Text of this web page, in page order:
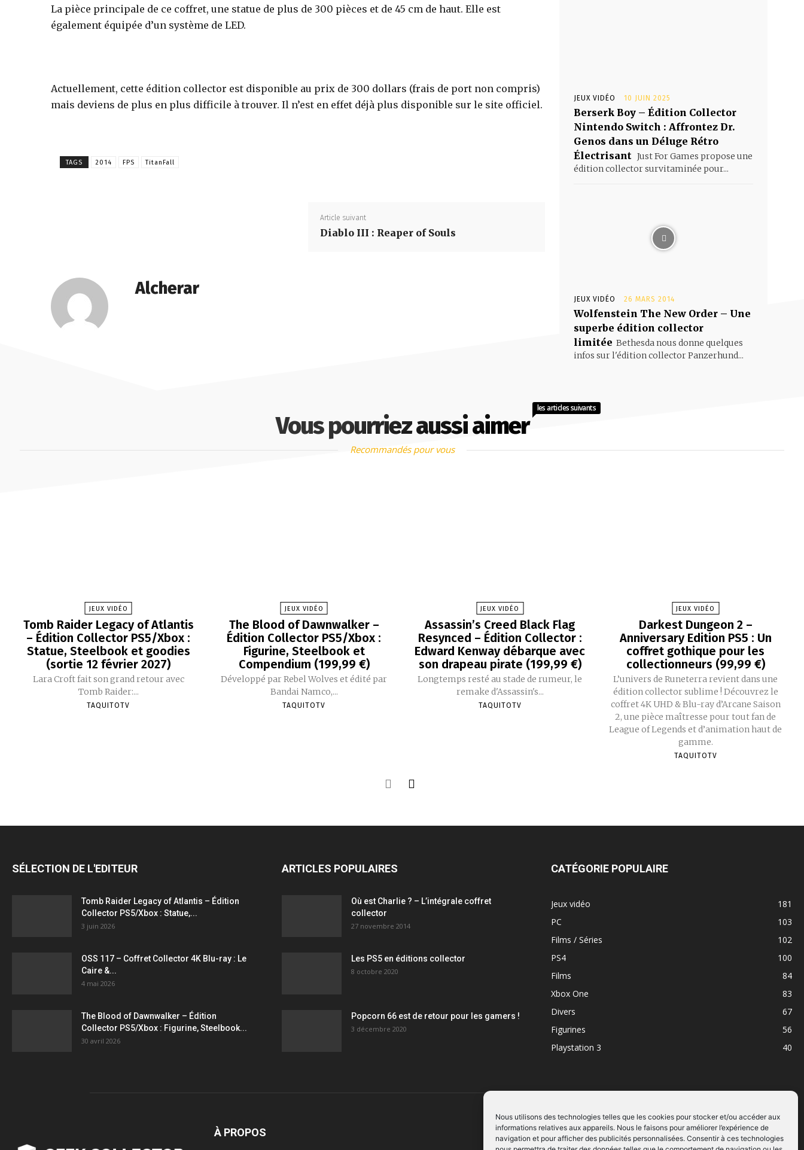
Nous utilisons des technologies telles que les cookies pour stocker et/ou accéder aux
informations relatives aux appareils. Nous le faisons pour améliorer l’expérience de
navigation et pour afficher des publicités personnalisées. Consentir à ces technologies
La pièce principale de ce coffret, une statue de plus de 300 pièces et de 45 cm de haut. Elle est
également équipée d’un système de LED.
Actuellement, cette édition collector est disponible au prix de 300 dollars (frais de port non compris)
mais deviens de plus en plus difficile à trouver. Il n’est en effet déjà plus disponible sur le site officiel.
TAGS 2014 FPS TitanFall
Article suivant
Diablo III : Reaper of Souls
Alcherar
JEUX VIDÉO 10 JUIN 2025
Berserk Boy – Édition Collector
Nintendo Switch : Affrontez Dr.
Genos dans un Déluge Rétro
Électrisant Just For Games propose une
édition collector survitaminée pour...
JEUX VIDÉO 26 MARS 2014
Wolfenstein The New Order – Une
superbe édition collector
limitée Bethesda nous donne quelques
infos sur l'édition collector Panzerhund...
Vous pourriez aussi aimer
les articles suivants
Recommandés pour vous
JEUX VIDÉO
Tomb Raider Legacy of Atlantis
– Édition Collector PS5/Xbox :
Statue, Steelbook et goodies
(sortie 12 février 2027)
Lara Croft fait son grand retour avec
Tomb Raider:...
TAQUITOTV
JEUX VIDÉO
The Blood of Dawnwalker –
Édition Collector PS5/Xbox :
Figurine, Steelbook et
Compendium (199,99 €)
Développé par Rebel Wolves et édité par
Bandai Namco,...
TAQUITOTV
JEUX VIDÉO
Assassin’s Creed Black Flag
Resynced – Édition Collector :
Edward Kenway débarque avec
son drapeau pirate (199,99 €)
Longtemps resté au stade de rumeur, le
remake d'Assassin's...
TAQUITOTV
JEUX VIDÉO
Darkest Dungeon 2 –
Anniversary Edition PS5 : Un
coffret gothique pour les
collectionneurs (99,99 €)
L’univers de Runeterra revient dans une
édition collector sublime ! Découvrez le
coffret 4K UHD & Blu-ray d’Arcane Saison
2, une pièce maîtresse pour tout fan de
League of Legends et d’animation haut de
gamme.
TAQUITOTV
SÉLECTION DE L'EDITEUR
Tomb Raider Legacy of Atlantis – Édition
Collector PS5/Xbox : Statue,...
3 juin 2026
OSS 117 – Coffret Collector 4K Blu-ray : Le
Caire &...
4 mai 2026
The Blood of Dawnwalker – Édition
Collector PS5/Xbox : Figurine, Steelbook...
30 avril 2026
ARTICLES POPULAIRES
Où est Charlie ? – L’intégrale coffret
collector
27 novembre 2014
Les PS5 en éditions collector
8 octobre 2020
Popcorn 66 est de retour pour les gamers !
3 décembre 2020
CATÉGORIE POPULAIRE
Jeux vidéo
181
PC
103
Films / Séries
102
PS4
100
Films
84
Xbox One
83
Divers
67
Figurines
56
Playstation 3
40
À PROPOS SUIVEZ NOUS